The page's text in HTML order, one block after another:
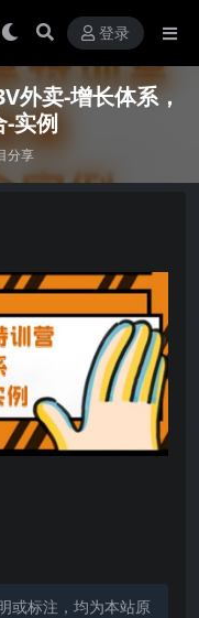
登录
外卖-增长体系，
-实例
分享
或标注，均为本站原